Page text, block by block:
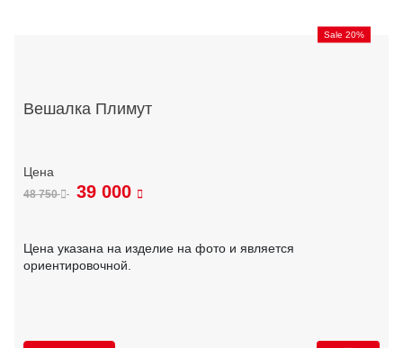
Sale 20%
Вешалка Плимут
48 750 39 000
Цена указана на изделие на фото и является
ориентировочной.